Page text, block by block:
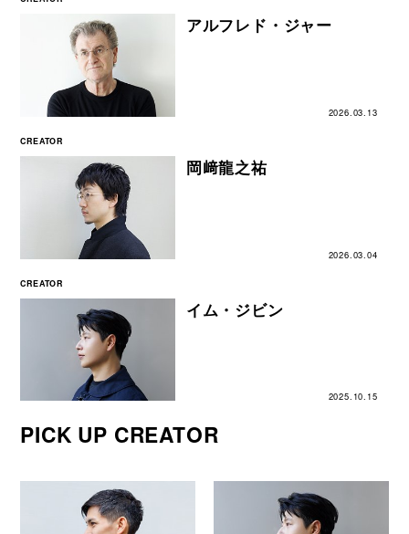
アルフレド・ジャー
2026.03.13
CREATOR
岡﨑龍之祐
2026.03.04
CREATOR
イム・ジビン
2025.10.15
PICK UP CREATOR